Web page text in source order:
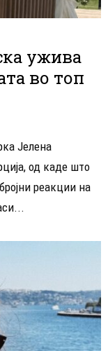
ужива
во топ
Јелена
од каде што
реакции на